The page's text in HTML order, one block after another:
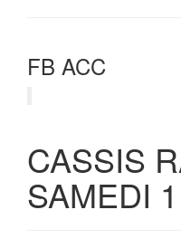
FB ACC
CASSIS
SAMEDI